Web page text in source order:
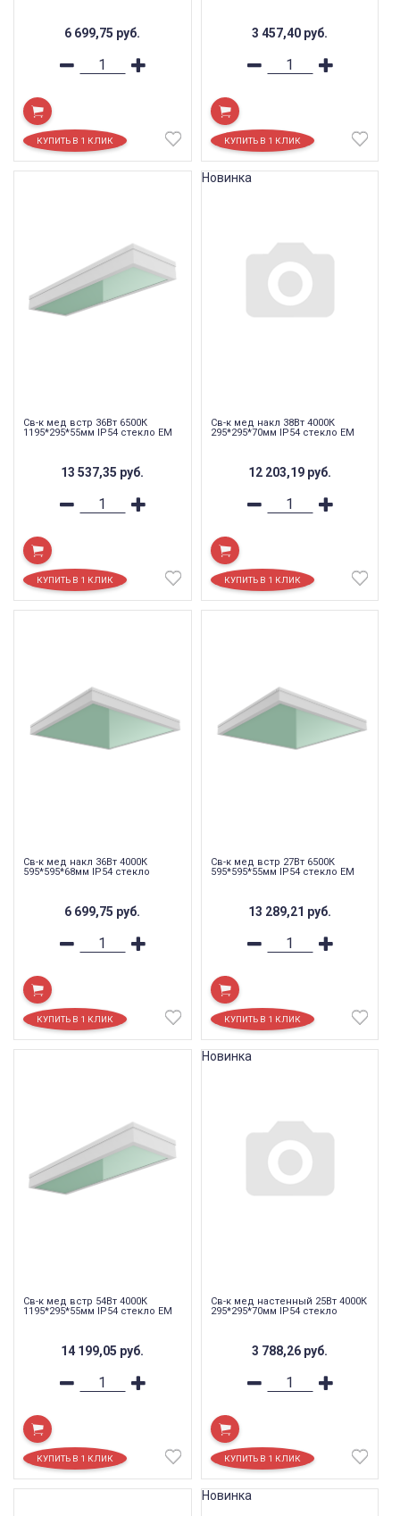
6 699,75 руб. 3 457,40 руб.
Св-к мед встр 36Вт 6500К
1195*295*55мм IP54 стекло EM
13 537,35 руб.
Св-к мед накл 38Вт 4000К
295*295*70мм IP54 стекло EM
12 203,19 руб.
Новинка
Св-к мед накл 36Вт 4000К
595*595*68мм IP54 стекло
6 699,75 руб.
Св-к мед встр 27Вт 6500К
595*595*55мм IP54 стекло EM
13 289,21 руб.
Св-к мед встр 54Вт 4000К
1195*295*55мм IP54 стекло EM
14 199,05 руб.
Св-к мед настенный 25Вт 4000К
295*295*70мм IP54 стекло
3 788,26 руб.
Новинка
Новинка